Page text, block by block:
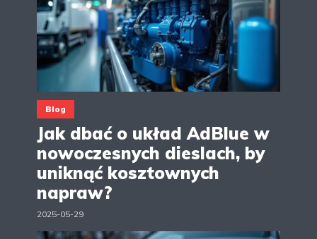
Blog
Jak dbać o układ AdBlue w
nowoczesnych dieslach, by
uniknąć kosztownych
napraw?
2025-05-29